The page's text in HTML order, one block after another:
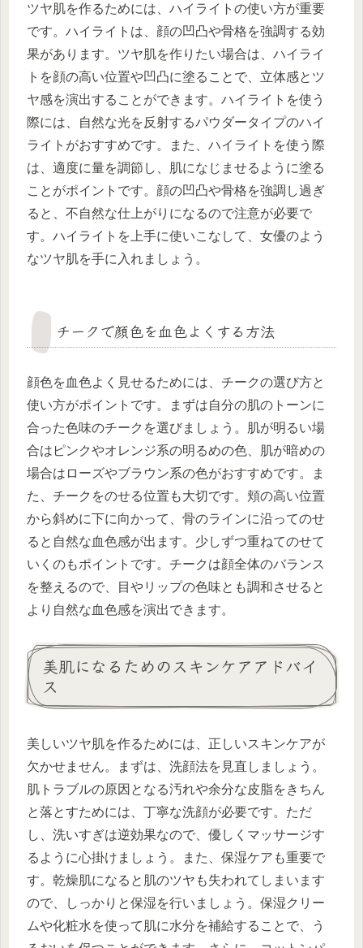
ツヤ肌を作るためには、ハイライトの使い方が重要
です。ハイライトは、顔の凹凸や骨格を強調する効
果があります。ツヤ肌を作りたい場合は、ハイライ
トを顔の高い位置や凹凸に塗ることで、立体感とツ
ヤ感を演出することができます。ハイライトを使う
際には、自然な光を反射するパウダータイプのハイ
ライトがおすすめです。また、ハイライトを使う際
は、適度に量を調節し、肌になじませるように塗る
ことがポイントです。顔の凹凸や骨格を強調し過ぎ
ると、不自然な仕上がりになるので注意が必要で
す。ハイライトを上手に使いこなして、女優のよう
なツヤ肌を手に入れましょう。
チークで顔色を血色よくする方法
顔色を血色よく見せるためには、チークの選び方と
使い方がポイントです。まずは自分の肌のトーンに
合った色味のチークを選びましょう。肌が明るい場
合はピンクやオレンジ系の明るめの色、肌が暗めの
場合はローズやブラウン系の色がおすすめです。ま
た、チークをのせる位置も大切です。頬の高い位置
から斜めに下に向かって、骨のラインに沿ってのせ
ると自然な血色感が出ます。少しずつ重ねてのせて
いくのもポイントです。チークは顔全体のバランス
を整えるので、目やリップの色味とも調和させると
より自然な血色感を演出できます。
美肌になるためのスキンケアアドバイ
ス
美しいツヤ肌を作るためには、正しいスキンケアが
欠かせません。まずは、洗顔法を見直しましょう。
肌トラブルの原因となる汚れや余分な皮脂をきちん
と落とすためには、丁寧な洗顔が必要です。ただ
し、洗いすぎは逆効果なので、優しくマッサージす
るように心掛けましょう。また、保湿ケアも重要で
す。乾燥肌になると肌のツヤも失われてしまいます
ので、しっかりと保湿を行いましょう。保湿クリー
ムや化粧水を使って肌に水分を補給することで、う